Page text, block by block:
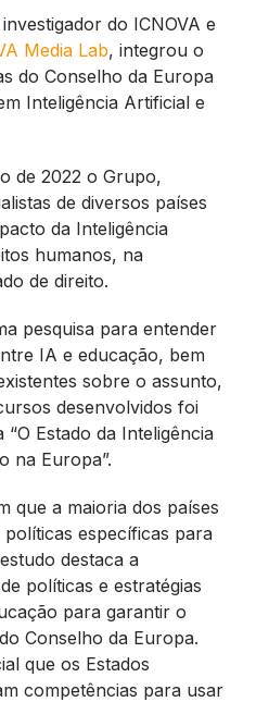
investigador do ICNOVA e
Media Lab, integrou o
do Conselho da Europa
Inteligência Artificial e
de 2022 o Grupo,
de diversos países
da Inteligência
humanos, na
de direito.
pesquisa para entender
IA e educação, bem
sobre o assunto,
desenvolvidos foi
Estado da Inteligência
na Europa”.
que a maioria dos países
específicas para
destaca a
políticas e estratégias
para garantir o
Conselho da Europa.
que os Estados
competências para usar